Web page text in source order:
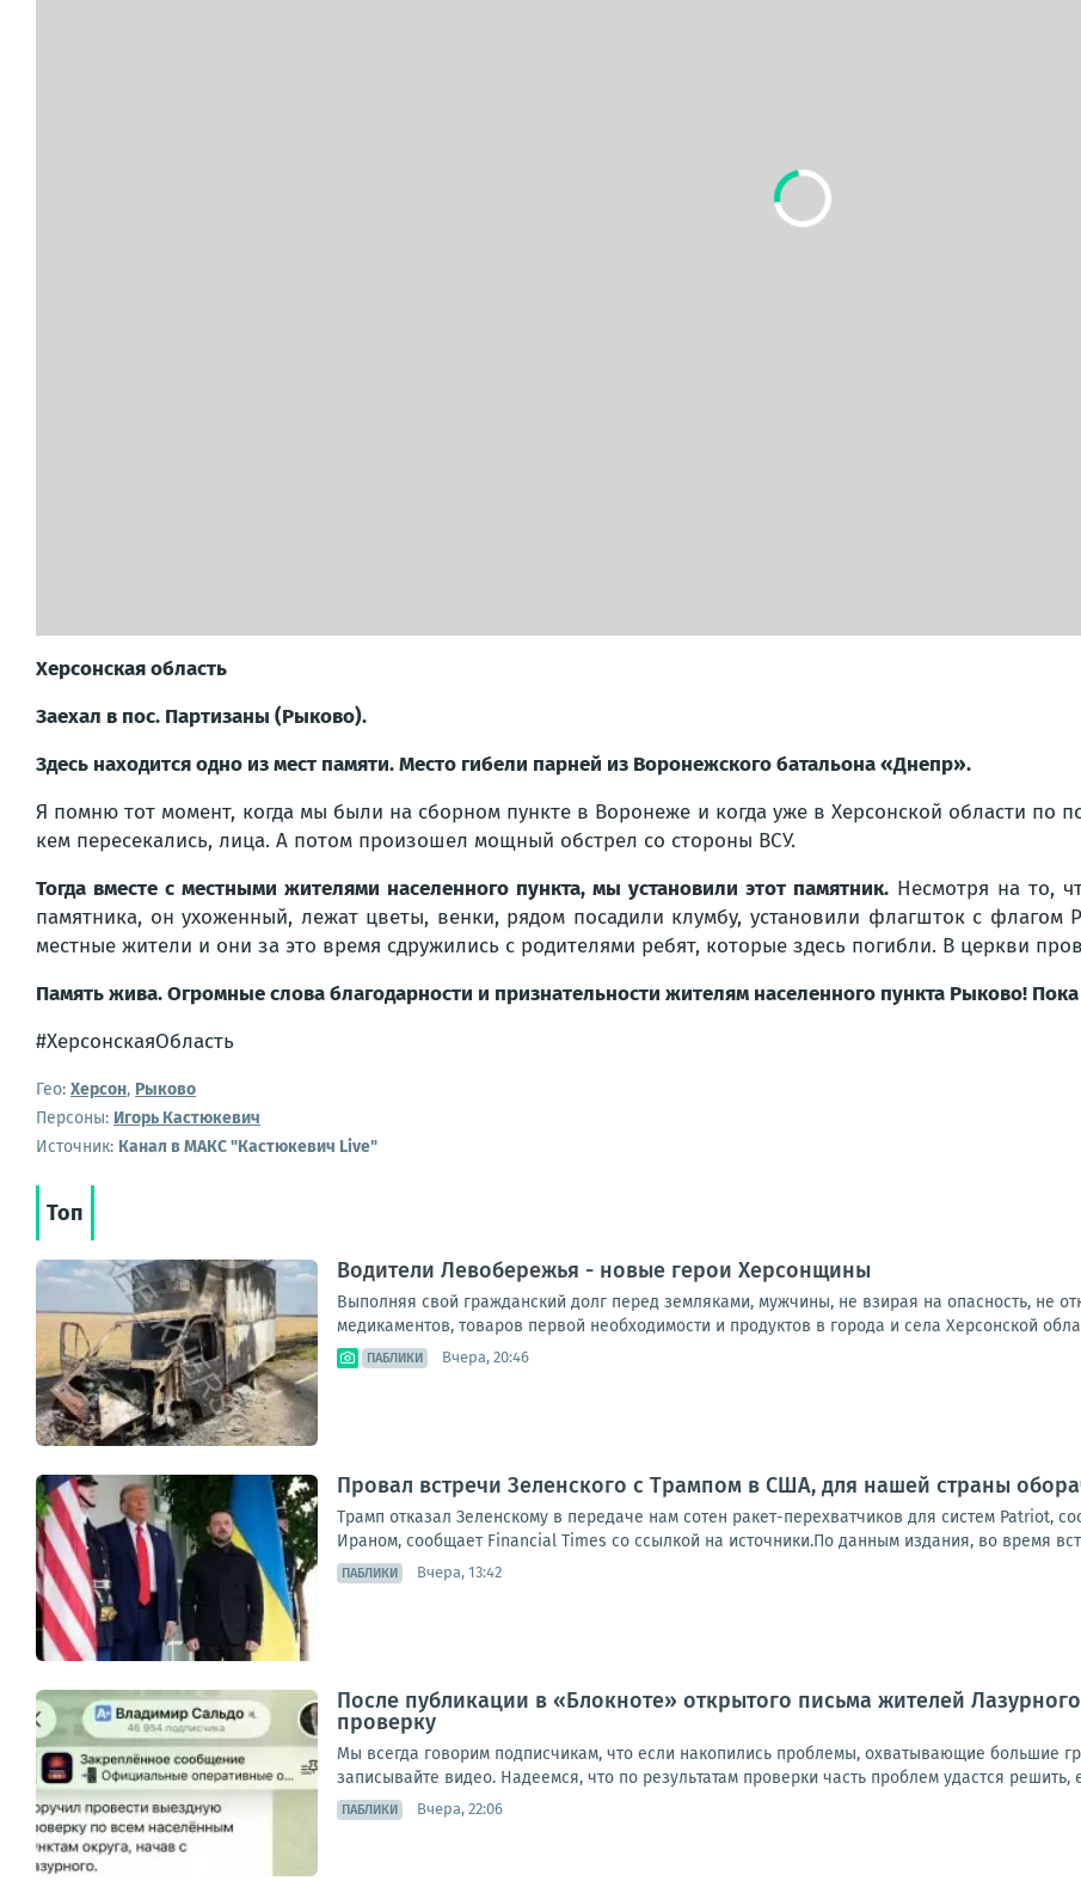
Херсонская область
Заехал в пос. Партизаны (Рыково).
Здесь находится одно из мест памяти. Место гибели парней из Воронежского батальона «Днепр».
Я помню тот момент, когда мы были на сборном пункте в Воронеже и когда уже в Херсонской области по
кем пересекались, лица. А потом произошел мощный обстрел со стороны ВСУ.
Тогда вместе с местными жителями населенного пункта, мы установили этот памятник. Несмотря на то,
памятника, он ухоженный, лежат цветы, венки, рядом посадили клумбу, установили флагшток с флагом
местные жители и они за это время сдружились с родителями ребят, которые здесь погибли. В церкви
Память жива. Огромные слова благодарности и признательности жителям населенного пункта Рыково! Пока
#ХерсонскаяОбласть
Гео: Херсон, Рыково
Персоны: Игорь Кастюкевич
Источник: Канал в МАКС "Кастюкевич Live"
Топ
Водители Левобережья - новые герои Херсонщины
Выполняя свой гражданский долг перед земляками, мужчины, не взирая на опасность, не
медикаментов, товаров первой необходимости и продуктов в города и села Херсонской
ПАБЛИКИ Вчера, 20:46
Провал встречи Зеленского с Трампом в США, для нашей страны
Трамп отказал Зеленскому в передаче нам сотен ракет-перехватчиков для систем Patriot,
Ираном, сообщает Financial Times со ссылкой на источники.По данным издания, во время
ПАБЛИКИ Вчера, 13:42
После публикации в «Блокноте» открытого письма жителей
проверку
Мы всегда говорим подписчикам, что если накопились проблемы, охватывающие большие
записывайте видео. Надеемся, что по результатам проверки часть проблем удастся решить,
ПАБЛИКИ Вчера, 22:06